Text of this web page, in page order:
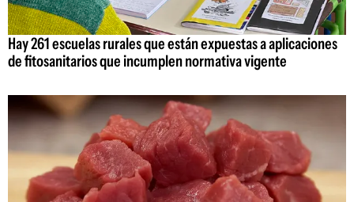
Hay 261 escuelas rurales que están expuestas a aplicaciones
de fitosanitarios que incumplen normativa vigente